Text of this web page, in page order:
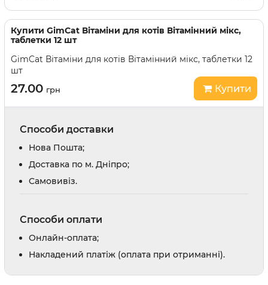
Купити GimCat Вітаміни для котів Вітамінний мікс,
таблетки 12 шт
GimCat Вітаміни для котів Вітамінний мікс, таблетки 12
шт
27.00 грн Купити
Способи доставки
Нова Пошта;
Доставка по м. Дніпро;
Cамовивіз.
Способи оплати
Онлайн-оплата;
Накладений платіж (оплата при отриманні).